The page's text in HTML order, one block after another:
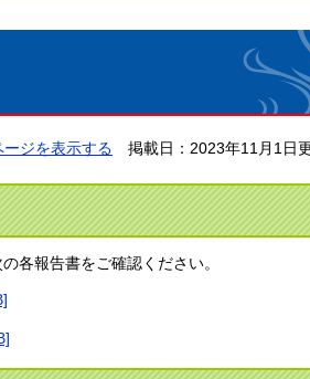
ージを表示する 掲載日：2023年11月1日
各報告書をご確認ください。